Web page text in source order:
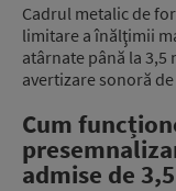
Cadrul metalic de
limitare a înălţimii
atârnate până la
avertizare sonoră
Cum
admise de